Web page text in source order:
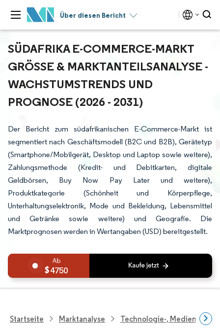
Über diesen Bericht
SÜDAFRIKA E-COMMERCE-MARKT
GRÖSSE & MARKTANTEILSANALYSE - W
ACHSTUMSTRENDS UND P
ROGNOSE (2026 - 2031)
Der Bericht zum südafrikanischen E-Commerce-Markt ist
segmentiert nach Geschäftsmodell (B2C und B2B), Gerätetyp
(Smartphone/Mobilgerät, Desktop und Laptop sowie weitere),
Zahlungsmethode (Kredit- und Debitkarten, digitale
Geldbörsen, Buy Now Pay Later und weitere),
Produktkategorie (Schönheit und Körperpflege,
Unterhaltungselektronik, Mode und Bekleidung, Lebensmittel
und Getränke sowie weitere) und Geografie. Die
Marktprognosen werden in Wertangaben (USD) bereitgestellt.
4750
Startseite Marktanalyse Technologie-, Medien- Und